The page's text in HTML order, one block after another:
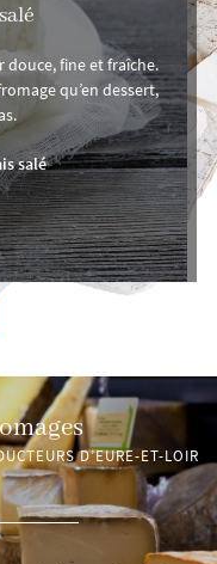
douce, fine et fraîche.
qu’en dessert,
salé
D’EURE-ET-LOIR